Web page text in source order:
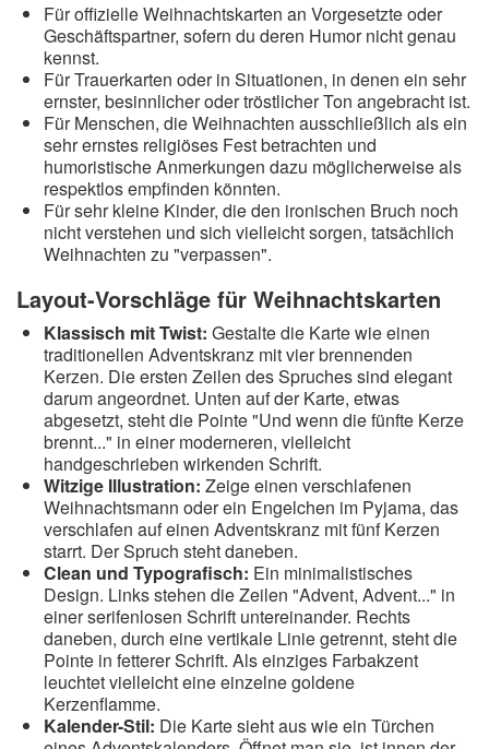
Für offizielle Weihnachtskarten an Vorgesetzte oder
Geschäftspartner, sofern du deren Humor nicht genau
kennst.
Für Trauerkarten oder in Situationen, in denen ein sehr
ernster, besinnlicher oder tröstlicher Ton angebracht ist.
Für Menschen, die Weihnachten ausschließlich als ein
sehr ernstes religiöses Fest betrachten und
humoristische Anmerkungen dazu möglicherweise als
respektlos empfinden könnten.
Für sehr kleine Kinder, die den ironischen Bruch noch
nicht verstehen und sich vielleicht sorgen, tatsächlich
Weihnachten zu "verpassen".
Layout-Vorschläge für Weihnachtskarten
Klassisch mit Twist: Gestalte die Karte wie einen
traditionellen Adventskranz mit vier brennenden
Kerzen. Die ersten Zeilen des Spruches sind elegant
darum angeordnet. Unten auf der Karte, etwas
abgesetzt, steht die Pointe "Und wenn die fünfte Kerze
brennt..." in einer moderneren, vielleicht
handgeschrieben wirkenden Schrift.
Witzige Illustration: Zeige einen verschlafenen
Weihnachtsmann oder ein Engelchen im Pyjama, das
verschlafen auf einen Adventskranz mit fünf Kerzen
starrt. Der Spruch steht daneben.
Clean und Typografisch: Ein minimalistisches
Design. Links stehen die Zeilen "Advent, Advent..." in
einer serifenlosen Schrift untereinander. Rechts
daneben, durch eine vertikale Linie getrennt, steht die
Pointe in fetterer Schrift. Als einziges Farbakzent
leuchtet vielleicht eine einzelne goldene
Kerzenflamme.
Kalender-Stil: Die Karte sieht aus wie ein Türchen